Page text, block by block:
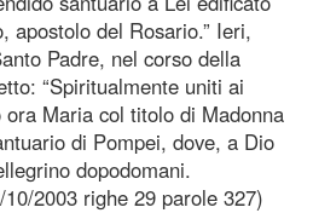
apostolo del Rosario.” Ieri,
Padre, nel corso della
“Spiritualmente uniti ai
Maria col titolo di Madonna
di Pompei, dove, a Dio
dopodomani.
2003 righe 29 parole 327)